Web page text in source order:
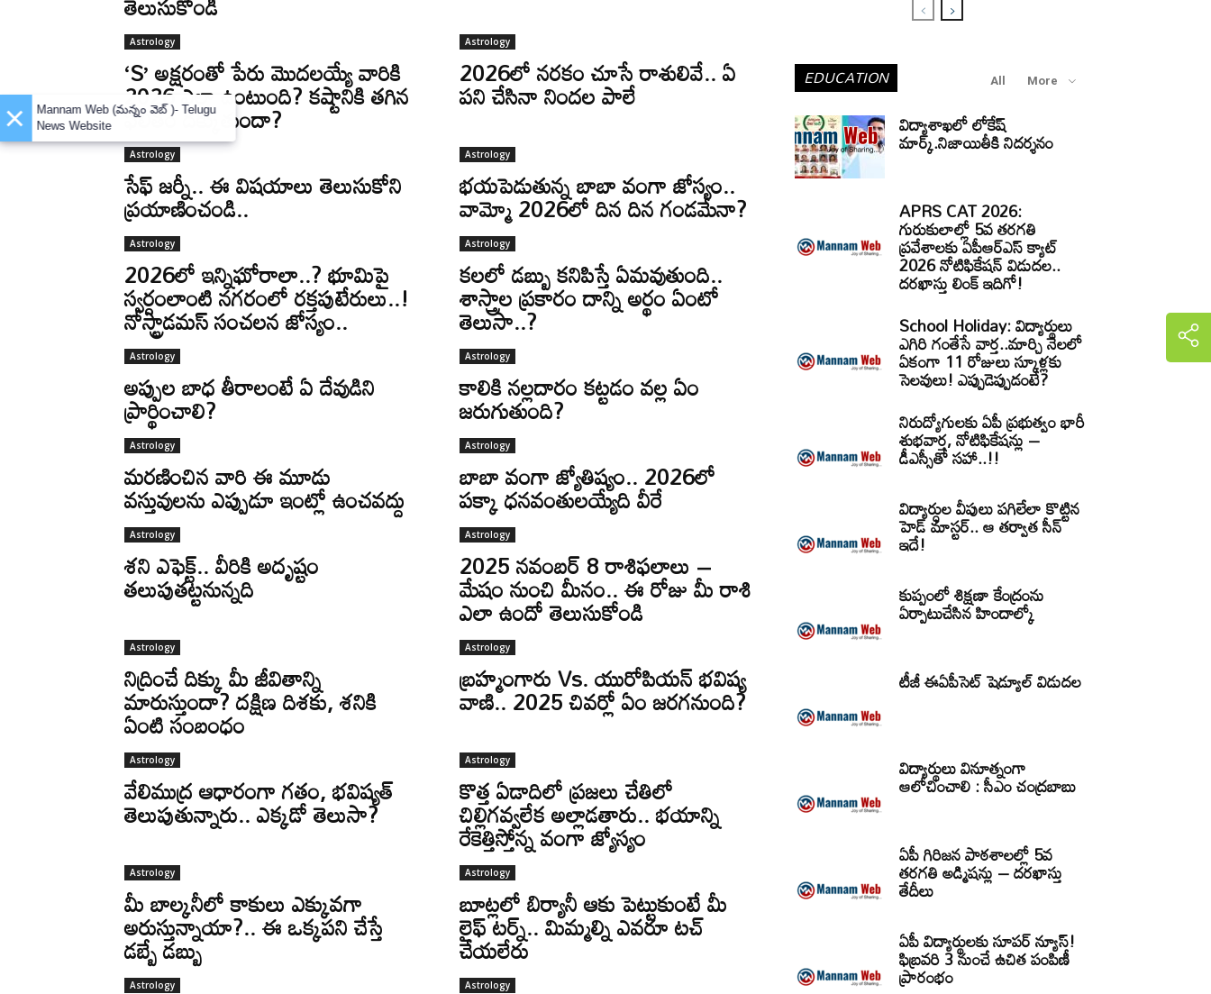
Astrology
‘S’ అక్షరంతో పేరు మొదలయ్యే వారికి
2026 ఎలా ఉంటుంది? కష్టానికి తగిన
ఫలితం దక్కుతుందా?
Astrology
2026లో నరకం చూసే రాశులివే.. ఏ
పని చేసినా నిందల పాలే
Astrology
సేఫ్ జర్నీ.. ఈ విషయాలు తెలుసుకోని
ప్రయాణించండి..
Astrology
భయపెడుతున్న బాబా వంగా జోస్యం..
వామ్మో 2026లో దిన దిన గండమేనా?
Astrology
2026లో ఇన్నిఘోరాలా..? భూమిపై
స్వర్గంలాంటి నగరంలో రక్తపుటేరులు..!
నోస్ట్రాడమస్ సంచలన జోస్యం..
Astrology
కలలో డబ్బు కనిపిస్తే ఏమవుతుంది..
శాస్త్రాల ప్రకారం దాన్ని అర్థం ఏంటో
తెలుసా..?
Astrology
అప్పుల బాధ తీరాలంటే ఏ దేవుడిని
ప్రార్థించాలి?
Astrology
కాలికి నల్లదారం కట్టడం వల్ల ఏం
జరుగుతుంది?
Astrology
మరణించిన వారి ఈ మూడు
వస్తువులను ఎప్పుడూ ఇంట్లో ఉంచవద్దు
Astrology
బాబా వంగా జ్యోతిష్యం.. 2026లో
పక్కా ధనవంతులయ్యేది వీరే
Astrology
శని ఎఫెక్ట్.. వీరికి అదృష్టం
తలుపుతట్టనున్నది
Astrology
2025 నవంబర్ 8 రాశిఫలాలు –
మేషం నుంచి మీనం.. ఈ రోజు మీ రాశి
ఎలా ఉందో తెలుసుకోండి
Astrology
నిద్రించే దిక్కు మీ జీవితాన్ని
మారుస్తుందా? దక్షిణ దిశకు, శనికి
ఏంటి సంబంధం
Astrology
బ్రహ్మంగారు Vs. యురోపియన్ భవిష్య
వాణి.. 2025 చివర్లో ఏం జరగనుంది?
Astrology
వేలిముద్ర ఆధారంగా గతం, భవిష్యత్
తెలుపుతున్నారు.. ఎక్కడో తెలుసా?
Astrology
కొత్త ఏడాదిలో ప్రజలు చేతిలో
చిల్లిగవ్వలేక అల్లాడతారు.. భయాన్ని
రేకెత్తిస్తోన్న వంగా జ్యోస్యం
Astrology
మీ బాల్కనీలో కాకులు ఎక్కువగా
అరుస్తున్నాయా?.. ఈ ఒక్కపని చేస్తే
డబ్బే డబ్బు
Astrology
బూట్లలో బిర్యానీ ఆకు పెట్టుకుంటే మీ
లైఫ్ టర్న్.. మిమ్మల్ని ఎవరూ టచ్
చేయలేరు
Astrology Astrology
EDUCATION All More
విద్యాశాఖలో లోకేష్
మార్క్.నిజాయితీకి నిదర్శనం
APRS CAT 2026:
గురుకులాల్లో 5వ తరగతి
ప్రవేశాలకు ఏపీఆర్‌ఎస్‌ క్యాట్‌
2026 నోటిఫికేషన్‌ విడుదల..
దరఖాస్తు లింక్‌ ఇదిగో!
School Holiday: విద్యార్థులు
ఎగిరి గంతేసే వార్త..మార్చి నెలలో
ఏకంగా 11 రోజులు స్కూళ్లకు
సెలవులు! ఎప్పుడెప్పుడంటే?
నిరుద్యోగులకు ఏపీ ప్రభుత్వం భారీ
శుభవార్త, నోటిఫికేషన్లు –
డీఎస్సీతో సహా..!!
విద్యార్ధుల వీపులు పగిలేలా కొట్టిన
హెడ్ మాస్టర్.. ఆ తర్వాత సీన్‌
ఇదే!
కుప్పంలో శిక్షణా కేంద్రంను
ఏర్పాటుచేసిన హిందాల్కో
టీజీ ఈఏపీసెట్‌ షెడ్యూల్‌ విడుదల
విద్యార్థులు వినూత్నంగా
ఆలోచించాలి : సీఎం చంద్రబాబు
ఏపీ గిరిజన పాఠశాలల్లో 5వ
తరగతి అడ్మిషన్లు – దరఖాస్తు
తేదీలు
ఏపీ విద్యార్థులకు సూపర్ న్యూస్!
ఫిబ్రవరి 3 నుంచే ఉచిత పంపిణీ
ప్రారంభం
×
Mannam Web (మన్నం వెబ్ )- Telugu
News Website